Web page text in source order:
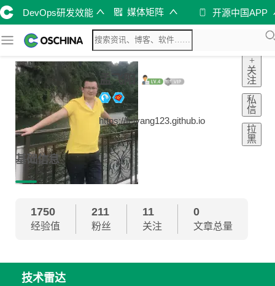
DevOps研发效能 媒体矩阵 开源中国APP
孟飞阳
https://feiyang123.github.io
+
关
注
私
信
拉
黑
基础信息
1750
经验值
211
粉丝
11
关注
0
文章总量
技术雷达